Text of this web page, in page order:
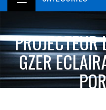
GZER